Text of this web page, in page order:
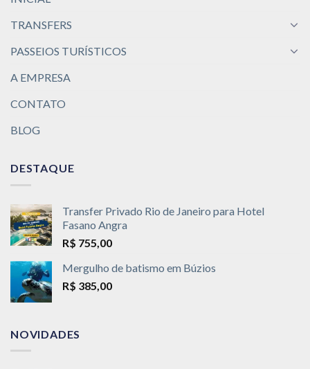
TRANSFERS
PASSEIOS TURÍSTICOS
A EMPRESA
CONTATO
BLOG
DESTAQUE
Transfer Privado Rio de Janeiro para Hotel
Fasano Angra
R$ 755,00
Mergulho de batismo em Búzios
R$ 385,00
NOVIDADES